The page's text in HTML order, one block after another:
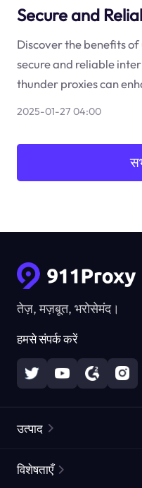
Secure and
Discover the benefits
secure and reliable
thunder proxies can
2025-01-27 04:00
तेज़, मज़बूत, भरोसेमंद।
हमसे संपर्क करें
उत्पाद
विशेषताएँ